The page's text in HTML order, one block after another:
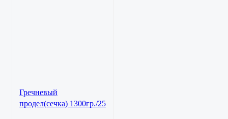
Гречневый
продел(сечка) 1300гр./25